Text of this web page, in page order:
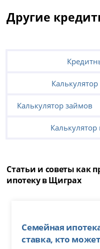
Другие
Калькулятор займов
Калькулятор
Статьи и советы как
ипотеку в Щиграх
Семейная
ставка, кто